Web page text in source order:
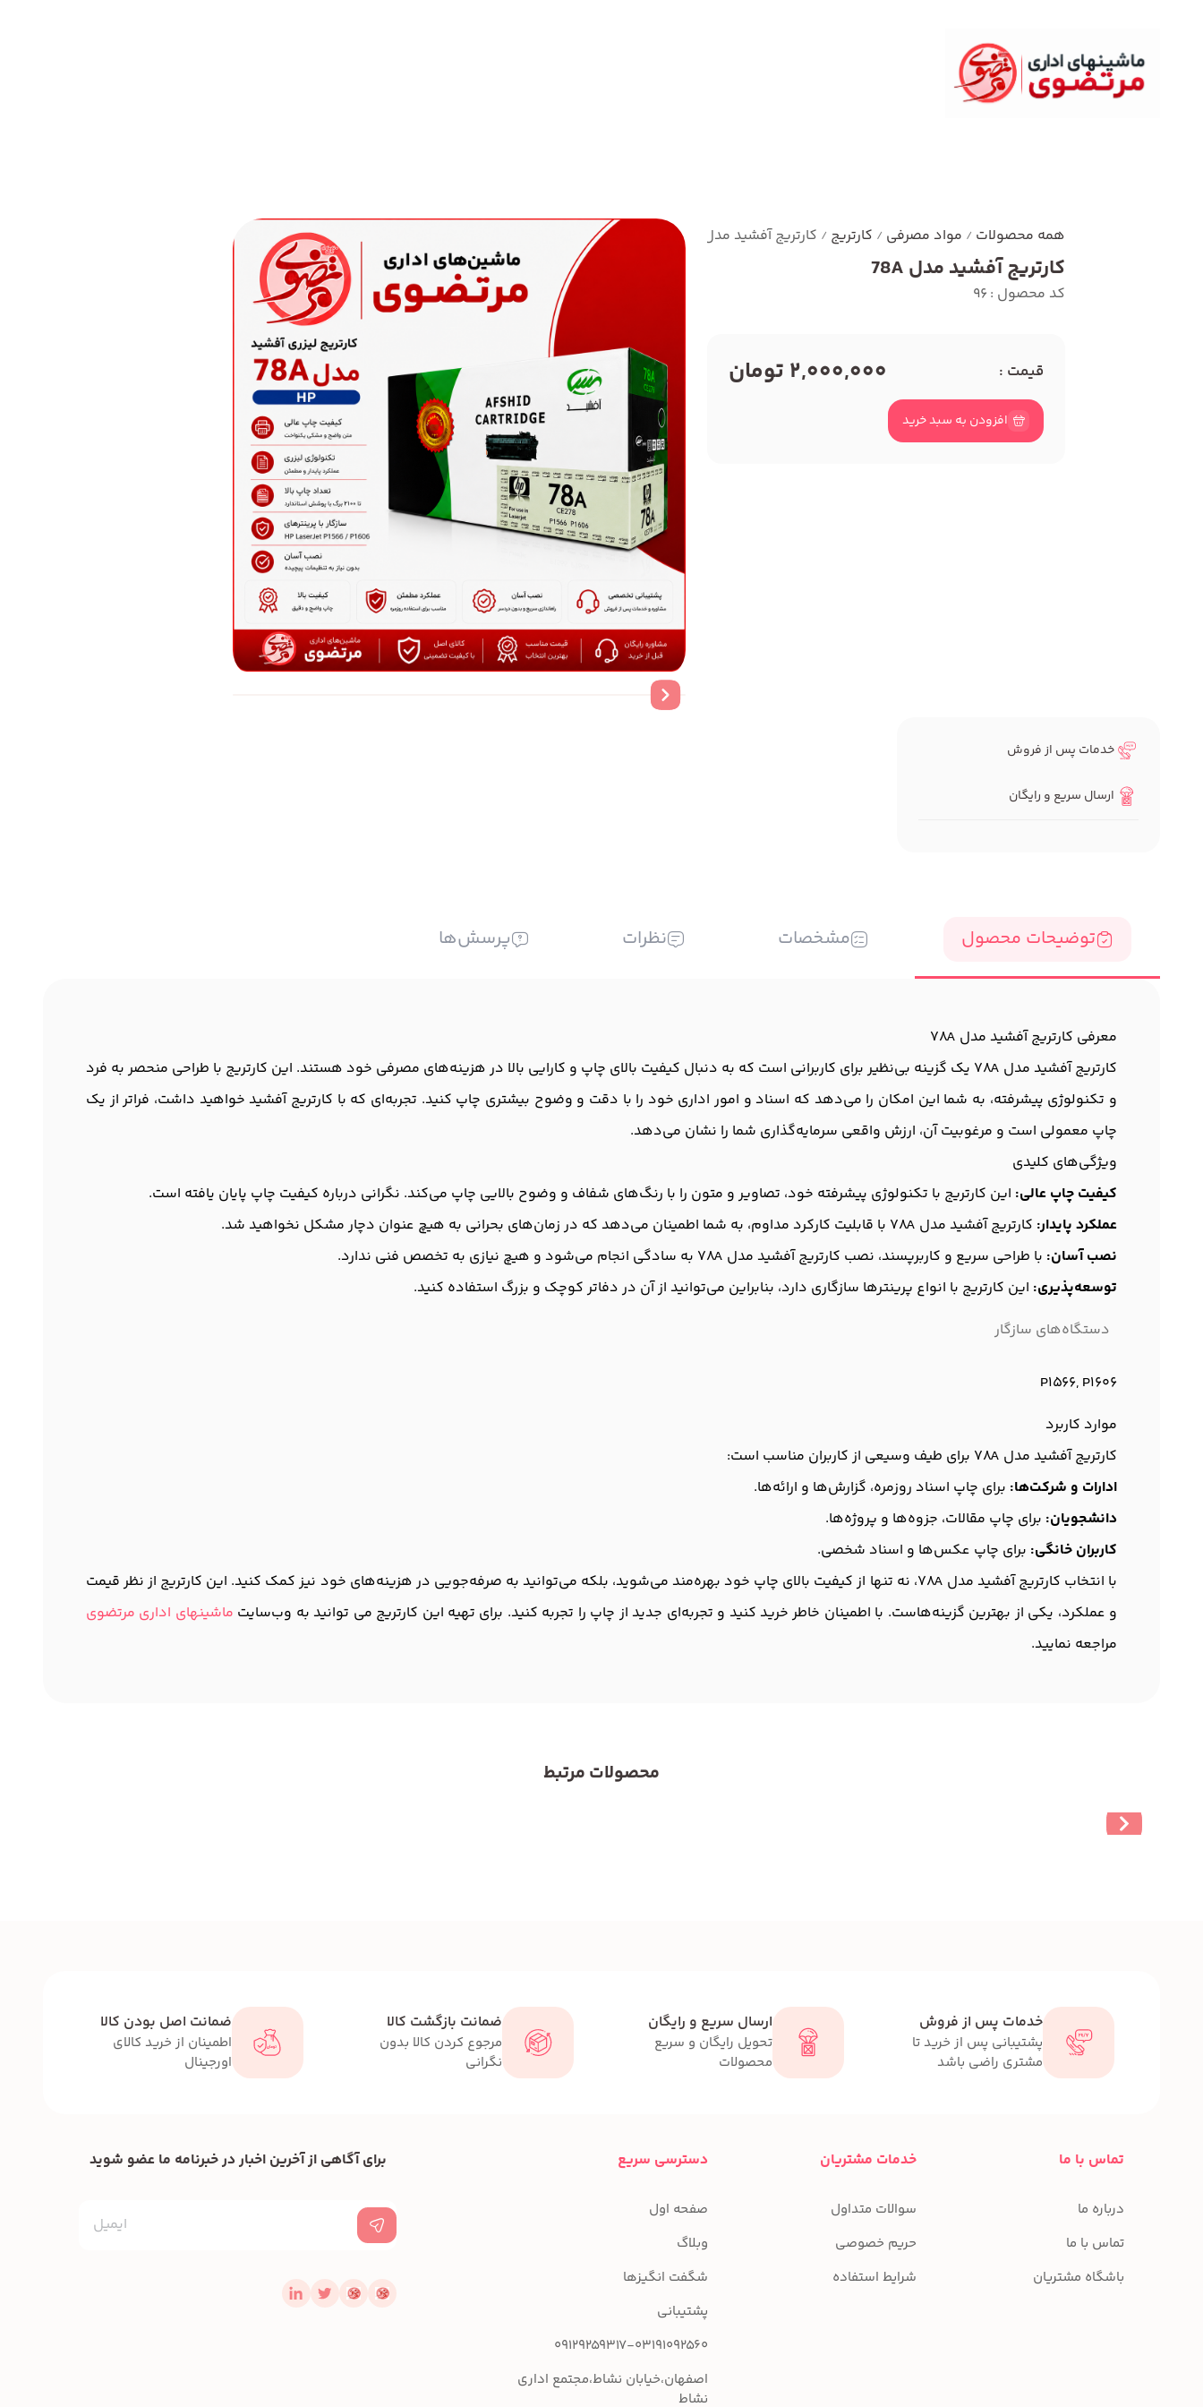
همه محصولات / مواد مصرفی / کارتریج / کارتریج آفشید مدل 78A
کارتریج آفشید مدل 78A
کد محصول : 96
قیمت : 2,000,000 تومان
افزودن به سبد خرید
خدمات پس از فروش
ارسال سریع و رایگان
توضیحات محصول مشخصات نظرات پرسش‌ها
معرفی کارتریج آفشید مدل 78A
کارتریج آفشید مدل 78A یک گزینه بی‌نظیر برای کاربرانی است که به دنبال کیفیت بالای چاپ و کارایی بالا در هزینه‌های مصرفی خود هستند. این کارتریج با طراحی منحصر به فرد
و تکنولوژی پیشرفته، به شما این امکان را می‌دهد که اسناد و امور اداری خود را با دقت و وضوح بیشتری چاپ کنید. تجربه‌ای که با کارتریج آفشید خواهید داشت، فراتر از یک
چاپ معمولی است و مرغوبیت آن، ارزش واقعی سرمایه‌گذاری شما را نشان می‌دهد.
ویژگی‌های کلیدی
کیفیت چاپ عالی: این کارتریج با تکنولوژی پیشرفته خود، تصاویر و متون را با رنگ‌های شفاف و وضوح بالایی چاپ می‌کند. نگرانی درباره کیفیت چاپ پایان یافته است.
عملکرد پایدار: کارتریج آفشید مدل 78A با قابلیت کارکرد مداوم، به شما اطمینان می‌دهد که در زمان‌های بحرانی به هیچ عنوان دچار مشکل نخواهید شد.
نصب آسان: با طراحی سریع و کاربرپسند، نصب کارتریج آفشید مدل 78A به سادگی انجام می‌شود و هیچ نیازی به تخصص فنی ندارد.
توسعه‌پذیری: این کارتریج با انواع پرینترها سازگاری دارد، بنابراین می‌توانید از آن در دفاتر کوچک و بزرگ استفاده کنید.
دستگاه‌های سازگار
P1566, P1606
موارد کاربرد
کارتریج آفشید مدل 78A برای طیف وسیعی از کاربران مناسب است:
ادارات و شرکت‌ها: برای چاپ اسناد روزمره، گزارش‌ها و ارائه‌ها.
دانشجویان: برای چاپ مقالات، جزوه‌ها و پروژه‌ها.
کاربران خانگی: برای چاپ عکس‌ها و اسناد شخصی.
با انتخاب کارتریج آفشید مدل 78A، نه تنها از کیفیت بالای چاپ خود بهره‌مند می‌شوید، بلکه می‌توانید به صرفه‌جویی در هزینه‌های خود نیز کمک کنید. این کارتریج از نظر قیمت
و عملکرد، یکی از بهترین گزینه‌هاست. با اطمینان خاطر خرید کنید و تجربه‌ای جدید از چاپ را تجربه کنید. برای تهیه این کارتریج می‌ توانید به وب‌سایت ماشینهای اداری مرتضوی
مراجعه نمایید.
محصولات مرتبط
خدمات پس از فروش
پشتیبانی پس از خرید تا
مشتری راضی باشد
ارسال سریع و رایگان
تحویل رایگان و سریع
محصولات
ضمانت بازگشت کالا
مرجوع کردن کالا بدون
نگرانی
ضمانت اصل بودن کالا
اطمینان از خرید کالای
اورجینال
تماس با ما
درباره ما
تماس با ما
باشگاه مشتریان
خدمات مشتریان
سوالات متداول
حریم خصوصی
شرایط استفاده
دسترسی سریع
صفحه اول
وبلاگ
شگفت انگیزها
پشتیبانی
09129259317-03191092560
اصفهان،خیابان نشاط،مجتمع اداری
نشاط
برای آگاهی از آخرین اخبار در خبرنامه ما عضو شوید